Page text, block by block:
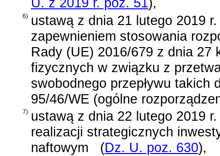
6) ustawą z dnia 21 lutego 2019
zapewnieniem stosowania
Rady (UE) 2016/679 z dnia 27
fizycznych w związku z
swobodnego przepływu
95/46/WE (ogólne
7) ustawą z dnia 22 lutego 2019
realizacji strategicznych
naftowym
(Dz. U. poz. 630),